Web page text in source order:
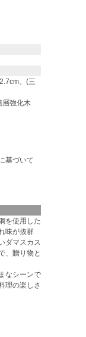
、(三
層強化木
基づいて
を使用した
味が抜群
ダマスカス
、贈り物と
なシーンで
理の楽しさ